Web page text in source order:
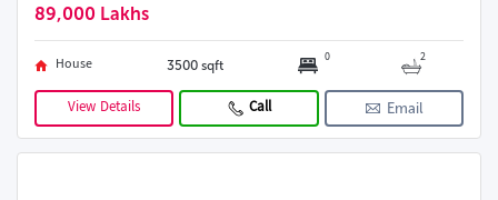
89,000 Lakhs
House 3500 sqft 0 2
View Details Call Email